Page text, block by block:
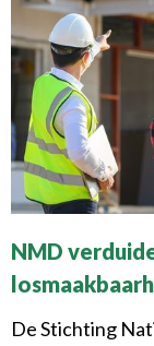
NMD
De Stichting